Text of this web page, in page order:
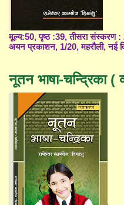
मूल्य:50, पृष्ठ :39, तीसरा संस्करण
अयन प्रकाशन, 1/20, महरौली, नई
नूतन भाषा-चन्द्रिका (